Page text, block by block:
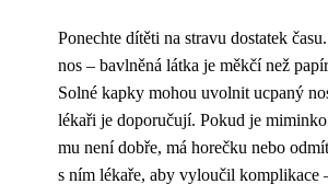
Ponechte dítěti na stravu dostatek
nos – bavlněná látka je měkčí než
Solné kapky mohou uvolnit ucpaný
lékaři je doporučují. Pokud je
mu není dobře, má horečku nebo
s ním lékaře, aby vyloučil komplikace